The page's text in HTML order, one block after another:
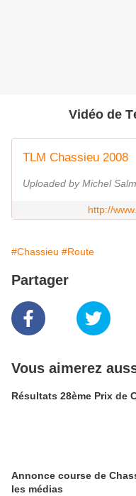
Vidéo de
TLM Chassieu 2008
Uploaded by Michel
http://
#Chassieu #Route
Partager
Vous aimerez
Résultats 28ème Prix de
Annonce course de
les médias